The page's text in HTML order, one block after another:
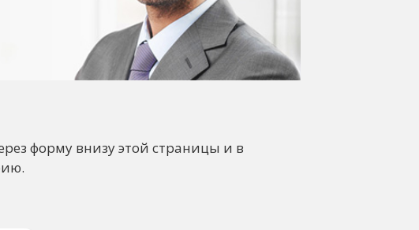
форму внизу этой страницы и в